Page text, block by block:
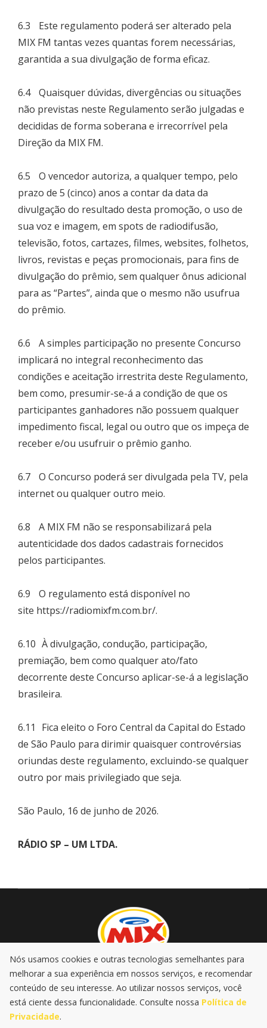
6.3 Este regulamento poderá ser alterado pela
MIX FM tantas vezes quantas forem necessárias,
garantida a sua divulgação de forma eficaz.
6.4 Quaisquer dúvidas, divergências ou situações
não previstas neste Regulamento serão julgadas e
decididas de forma soberana e irrecorrível pela
Direção da MIX FM.
6.5 O vencedor autoriza, a qualquer tempo, pelo
prazo de 5 (cinco) anos a contar da data da
divulgação do resultado desta promoção, o uso de
sua voz e imagem, em spots de radiodifusão,
televisão, fotos, cartazes, filmes, websites, folhetos,
livros, revistas e peças promocionais, para fins de
divulgação do prêmio, sem qualquer ônus adicional
para as “Partes”, ainda que o mesmo não usufrua
do prêmio.
6.6 A simples participação no presente Concurso
implicará no integral reconhecimento das
condições e aceitação irrestrita deste Regulamento,
bem como, presumir-se-á a condição de que os
participantes ganhadores não possuem qualquer
impedimento fiscal, legal ou outro que os impeça de
receber e/ou usufruir o prêmio ganho.
6.7 O Concurso poderá ser divulgada pela TV, pela
internet ou qualquer outro meio.
6.8 A MIX FM não se responsabilizará pela
autenticidade dos dados cadastrais fornecidos
pelos participantes.
6.9 O regulamento está disponível no
site https://radiomixfm.com.br/.
6.10 À divulgação, condução, participação,
premiação, bem como qualquer ato/fato
decorrente deste Concurso aplicar-se-á a legislação
brasileira.
6.11 Fica eleito o Foro Central da Capital do Estado
de São Paulo para dirimir quaisquer controvérsias
oriundas deste regulamento, excluindo-se qualquer
outro por mais privilegiado que seja.
São Paulo, 16 de junho de 2026.
RÁDIO SP – UM LTDA.
AO VIVO PROMOÇÕES PODCASTS
MÚSICA
NOTÍCIAS
Nós usamos cookies e outras tecnologias semelhantes para
melhorar a sua experiência em nossos serviços, e recomendar
conteúdo de seu interesse. Ao utilizar nossos serviços, você
está ciente dessa funcionalidade. Consulte nossa Política de
Privacidade.